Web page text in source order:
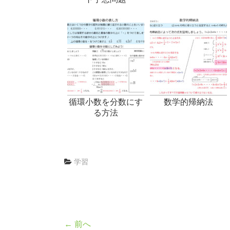
循環小数を分数にす
る方法
数学的帰納法
学習
← 前へ